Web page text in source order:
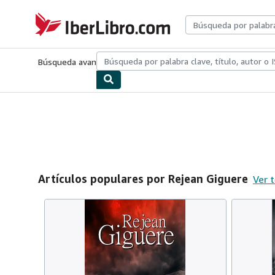
IberLibro.com
Búsqueda avanzadaColecciones Libros antiguosArte y
Artículos populares por Rejean Giguere Ver